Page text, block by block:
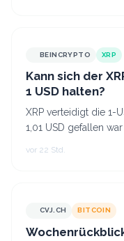
BEINCRYPTO XRP
Kann sich der
1 USD halten?
XRP verteidigt die 1-
1,01 USD gefallen
erholt, während der
vor 22 Std.
CVJ.CHCVJ.CH BITCOIN